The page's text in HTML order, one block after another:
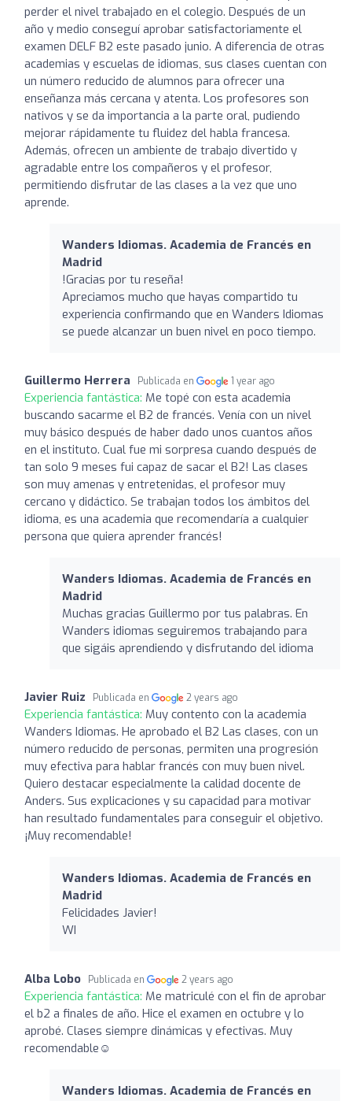
perder el nivel trabajado en el colegio. Después de un
año y medio conseguí aprobar satisfactoriamente el
examen DELF B2 este pasado junio. A diferencia de otras
academias y escuelas de idiomas, sus clases cuentan con
un número reducido de alumnos para ofrecer una
enseñanza más cercana y atenta. Los profesores son
nativos y se da importancia a la parte oral, pudiendo
mejorar rápidamente tu fluidez del habla francesa.
Además, ofrecen un ambiente de trabajo divertido y
agradable entre los compañeros y el profesor,
permitiendo disfrutar de las clases a la vez que uno
aprende.
Wanders Idiomas. Academia de Francés en
Madrid
!Gracias por tu reseña!
Apreciamos mucho que hayas compartido tu
experiencia confirmando que en Wanders Idiomas
se puede alcanzar un buen nivel en poco tiempo.
Guillermo Herrera Publicada en 1 year ago
Experiencia fantástica: Me topé con esta academia
buscando sacarme el B2 de francés. Venía con un nivel
muy básico después de haber dado unos cuantos años
en el instituto. Cual fue mi sorpresa cuando después de
tan solo 9 meses fui capaz de sacar el B2! Las clases
son muy amenas y entretenidas, el profesor muy
cercano y didáctico. Se trabajan todos los ámbitos del
idioma, es una academia que recomendaría a cualquier
persona que quiera aprender francés!
Wanders Idiomas. Academia de Francés en
Madrid
Muchas gracias Guillermo por tus palabras. En
Wanders idiomas seguiremos trabajando para
que sigáis aprendiendo y disfrutando del idioma
Javier Ruiz Publicada en 2 years ago
Experiencia fantástica: Muy contento con la academia
Wanders Idiomas. He aprobado el B2 Las clases, con un
número reducido de personas, permiten una progresión
muy efectiva para hablar francés con muy buen nivel.
Quiero destacar especialmente la calidad docente de
Anders. Sus explicaciones y su capacidad para motivar
han resultado fundamentales para conseguir el objetivo.
¡Muy recomendable!
Wanders Idiomas. Academia de Francés en
Madrid
Felicidades Javier!
WI
Alba Lobo Publicada en 2 years ago
Experiencia fantástica: Me matriculé con el fin de aprobar
el b2 a finales de año. Hice el examen en octubre y lo
aprobé. Clases siempre dinámicas y efectivas. Muy
recomendable☺️
Wanders Idiomas. Academia de Francés en